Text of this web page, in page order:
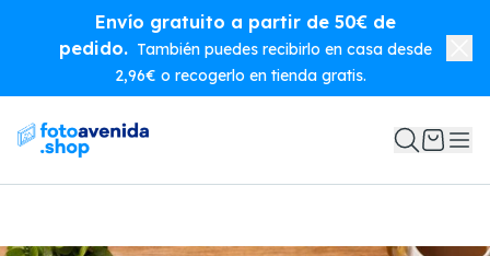
Envío gratuito a partir de 50€ de
pedido. También puedes recibirlo en casa desde
2,96€ o recogerlo en tienda gratis.